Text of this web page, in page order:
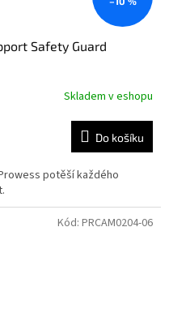
Safety Guard
Skladem v eshopu
Do košíku
potěší každého
Kód: PRCAM0204-06